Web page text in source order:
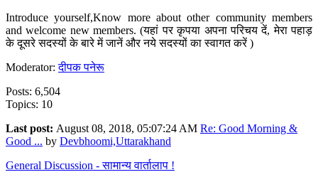
Introduce yourself,Know more about other community members
and welcome new members. (यहां पर कृपया अपना परिचय दें, मेरा पहाड़
के दूसरे सदस्यों के बारे में जानें और नये सदस्यों का स्वागत करें )
Moderator:दीपक पनेरू
Posts: 6,504
Topics: 10
Last post: August 08, 2018, 05:07:24 AM Re: Good Morning &
Good ... by Devbhoomi,Uttarakhand
General Discussion - सामान्य वार्तालाप !